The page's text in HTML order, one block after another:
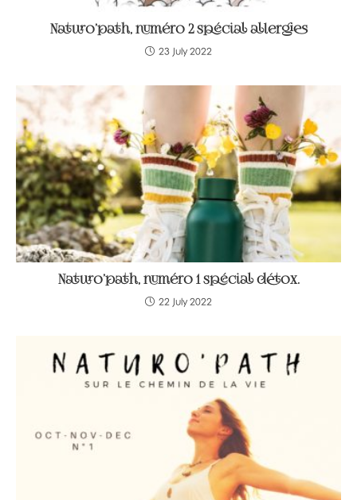
Naturo’path, numéro 2 spécial allergies
23 July 2022
Naturo’path, numéro 1 spécial détox.
22 July 2022